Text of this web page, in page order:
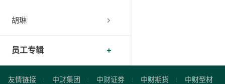
胡琳
员工专辑
友情链接 中财集团 中财证券 中财期货 中财型材